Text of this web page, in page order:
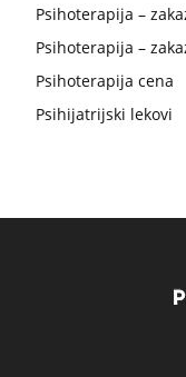
Psihoterapija –
Psihoterapija –
Psihoterapija cena
Psihijatrijski lekovi